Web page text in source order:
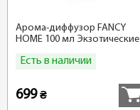
Арома-диффузор FANCY
HOME 100 мл Экзотические
Есть в наличии
699₴